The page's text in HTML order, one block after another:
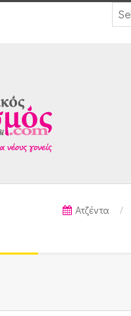
Ατζέντα